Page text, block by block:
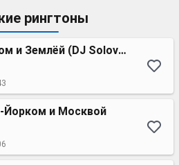
рингтоны
Между Небом и Землёй (DJ Solovey remix)
и Москвой